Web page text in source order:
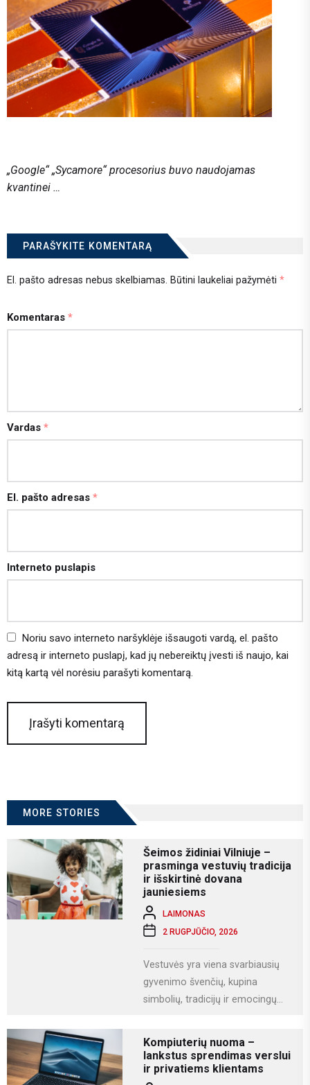
„Google“ „Sycamore“ procesorius buvo naudojamas
kvantinei …
PARAŠYKITE KOMENTARĄ
El. pašto adresas nebus skelbiamas. Būtini laukeliai pažymėti *
Komentaras *
Vardas *
El. pašto adresas *
Interneto puslapis
Noriu savo interneto naršyklėje išsaugoti vardą, el. pašto
adresą ir interneto puslapį, kad jų nebereiktų įvesti iš naujo, kai
kitą kartą vėl norėsiu parašyti komentarą.
MORE STORIES
Šeimos židiniai Vilniuje –
prasminga vestuvių tradicija
ir išskirtinė dovana
jauniesiems
LAIMONAS
2 RUGPJŪČIO, 2026
Vestuvės yra viena svarbiausių
gyvenimo švenčių, kupina
simbolių, tradicijų ir emocingų
vestuvių...
Kompiuterių nuoma –
lankstus sprendimas verslui
ir privatiems klientams